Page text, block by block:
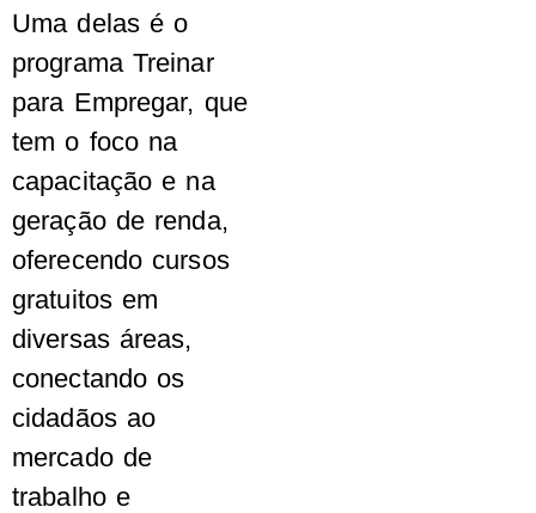
Uma delas é o
programa Treinar
para Empregar, que
tem o foco na
capacitação e na
geração de renda,
oferecendo cursos
gratuitos em
diversas áreas,
conectando os
cidadãos ao
mercado de
trabalho e